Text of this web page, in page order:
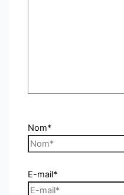
Nom*
E-mail*